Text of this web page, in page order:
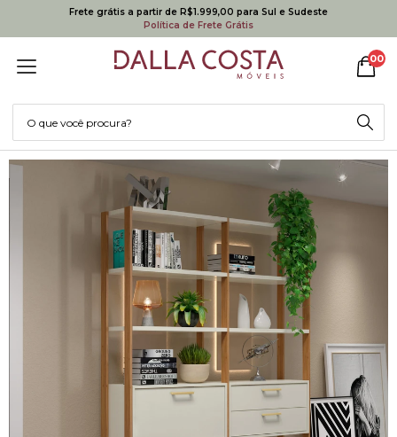
Frete grátis a partir de R$1.999,00 para Sul e Sudeste
Política de Frete Grátis
00